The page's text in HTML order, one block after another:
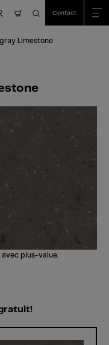
nav.cart.item.count
Contact
Limestone
plus-value.